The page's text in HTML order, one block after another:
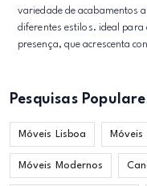
variedade de acabamentos
diferentes estilos. ideal
presença, que acrescenta
Pesquisas
Móveis Lisboa Móveis
Móveis Modernos